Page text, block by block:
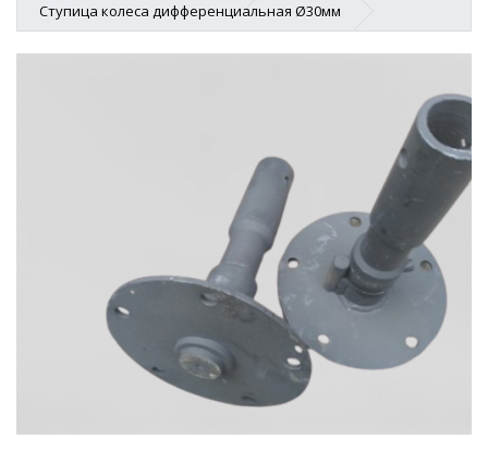
Ступица колеса дифференциальная Ø30мм